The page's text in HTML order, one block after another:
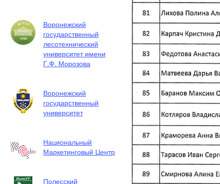
Воронежский
государственный
лесотехнический
университет имени
Г.Ф. Морозова
Воронежский
государственный
университет
Национальный
Маркетинговый Центр
Полесский